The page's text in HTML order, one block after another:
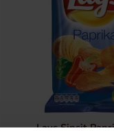
Lays Sipsit